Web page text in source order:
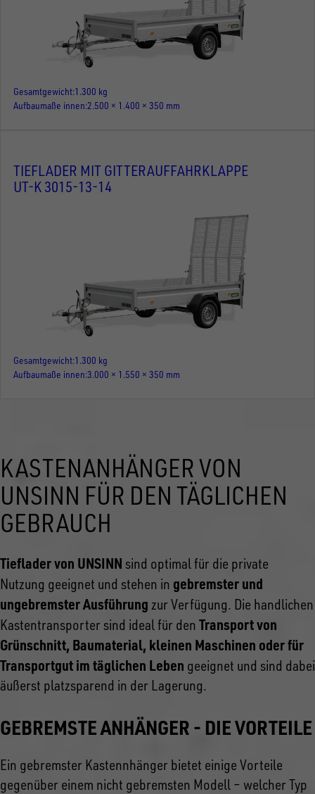
Gesamtgewicht 1.300 kg
Aufbaumaße innen 2.500 × 1.400 × 350 mm
TIEFLADER MIT GITTERAUFFAHRKLAPPE
UT-K 3015-13-14
Gesamtgewicht 1.300 kg
Aufbaumaße innen 3.000 × 1.550 × 350 mm
KASTENANHÄNGER VON
UNSINN FÜR DEN TÄGLICHEN
GEBRAUCH
Tieflader von UNSINN sind optimal für die private
Nutzung geeignet und stehen in gebremster und
ungebremster Ausführung zur Verfügung. Die handlichen
Kastentransporter sind ideal für den Transport von
Grünschnitt, Baumaterial, kleinen Maschinen oder für
Transportgut im täglichen Leben geeignet und sind dabei
äußerst platzsparend in der Lagerung.
GEBREMSTE ANHÄNGER - DIE VORTEILE
Ein gebremster Kastennhänger bietet einige Vorteile
gegenüber einem nicht gebremsten Modell – welcher Typ